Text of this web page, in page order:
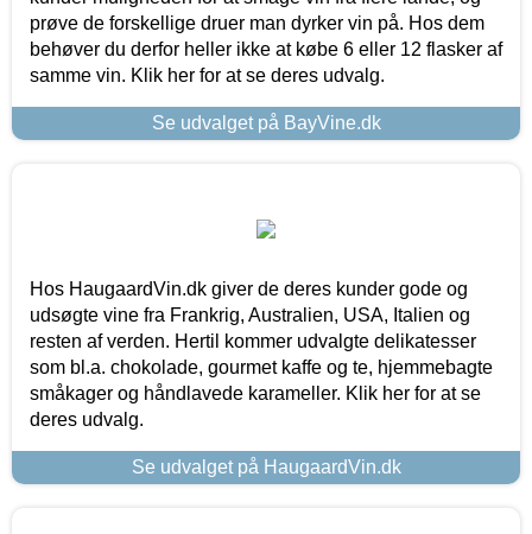
prøve de forskellige druer man dyrker vin på. Hos dem
behøver du derfor heller ikke at købe 6 eller 12 flasker af
samme vin. Klik her for at se deres udvalg.
Se udvalget på BayVine.dk
Hos HaugaardVin.dk giver de deres kunder gode og
udsøgte vine fra Frankrig, Australien, USA, Italien og
resten af verden. Hertil kommer udvalgte delikatesser
som bl.a. chokolade, gourmet kaffe og te, hjemmebagte
småkager og håndlavede karameller. Klik her for at se
deres udvalg.
Se udvalget på HaugaardVin.dk